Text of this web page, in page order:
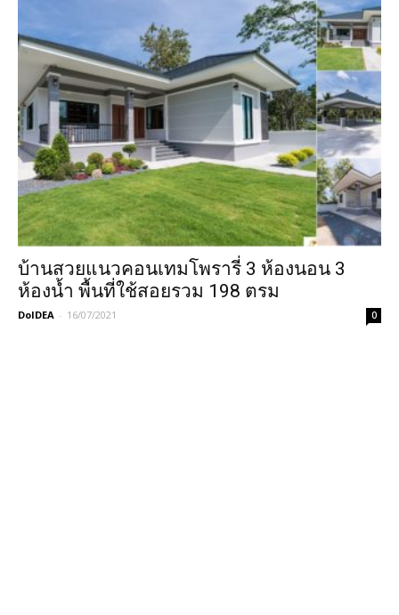
บ้านสวยแนวคอนเทมโพรารี่ 3 ห้องนอน 3
ห้องน้ำ พื้นที่ใช้สอยรวม 198 ตรม
DoIDEA - 16/07/2021 0